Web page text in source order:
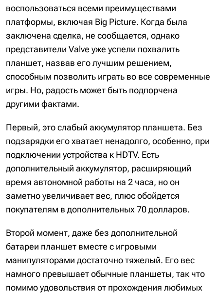
воспользоваться всеми преимуществами
платформы, включая Big Picture. Когда была
заключена сделка, не сообщается, однако
представители Valve уже успели похвалить
планшет, назвав его лучшим решением,
способным позволить играть во все современные
игры. Но, радость может быть подпорчена
другими фактами.
Первый, это слабый аккумулятор планшета. Без
подзарядки его хватает ненадолго, особенно, при
подключении устройства к HDTV. Есть
дополнительный аккумулятор, расширяющий
время автономной работы на 2 часа, но он
заметно увеличивает вес, плюс обойдется
покупателям в дополнительных 70 долларов.
Второй момент, даже без дополнительной
батареи планшет вместе с игровыми
манипуляторами достаточно тяжелый. Его вес
намного превышает обычные планшеты, так что
помимо удовольствия от прохождения любимых